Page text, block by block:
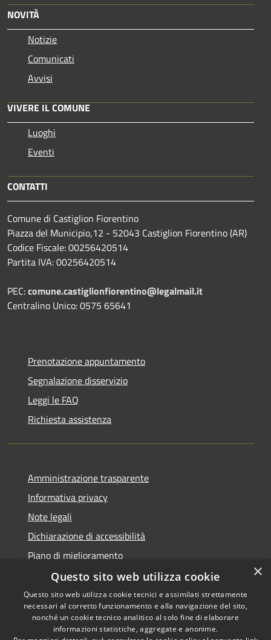
NOVITÀ
Notizie
Comunicati
Avvisi
VIVERE IL COMUNE
Luoghi
Eventi
CONTATTI
Comune di Castiglion Fiorentino
Piazza del Municipio,12 - 52043 Castiglion Fiorentino (AR)
Codice Fiscale: 00256420514
Partita IVA: 00256420514
PEC:comune.castiglionfiorentino@legalmail.it
Centralino Unico: 0575 65641
Prenotazione appuntamento
Segnalazione disservizio
Leggi le FAQ
Richiesta assistenza
Amministrazione trasparente
Informativa privacy
Note legali
Dichiarazione di accessibilità
Piano di miglioramento
Accessibilità
Copyright © 2026 • Comune di
Castiglion Fiorentino •
×
Questo sito web utilizza cookie
Questo sito web utilizza cookie tecnici e assimilati strettamente
necessari al corretto funzionamento e alla navigazione del sito,
nonché un cookie tecnico analitico al solo fine di elaborare
informazioni statistiche, aggregate e anonime.